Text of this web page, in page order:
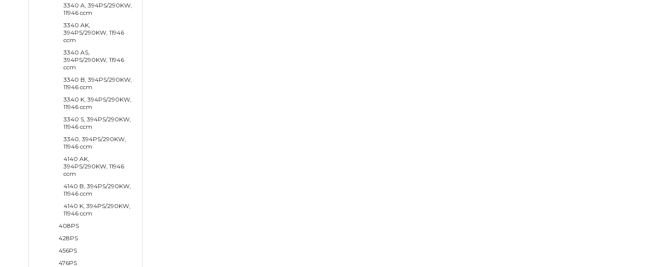
3340 A, 394PS/290KW,
11946 ccm
3340 AK,
394PS/290KW, 11946
ccm
3340 AS,
394PS/290KW, 11946
ccm
3340 B, 394PS/290KW,
11946 ccm
3340 K, 394PS/290KW,
11946 ccm
3340 S, 394PS/290KW,
11946 ccm
3340, 394PS/290KW,
11946 ccm
4140 AK,
394PS/290KW, 11946
ccm
4140 B, 394PS/290KW,
11946 ccm
4140 K, 394PS/290KW,
11946 ccm
408PS
428PS
456PS
476PS